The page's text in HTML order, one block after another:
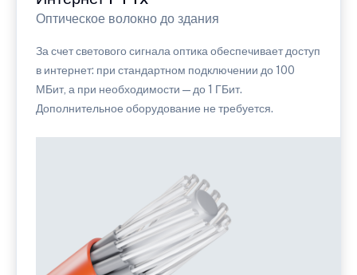
Оптическое волокно до здания
За счет светового сигнала оптика обеспечивает доступ
в интернет: при стандартном подключении до 100
МБит, а при необходимости — до 1 ГБит.
Дополнительное оборудование не требуется.